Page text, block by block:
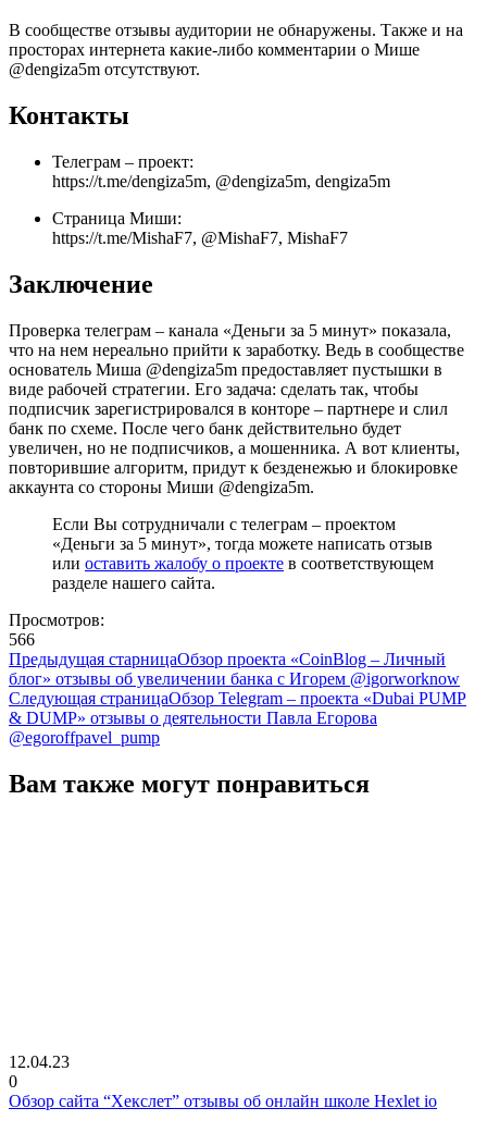
В сообществе отзывы аудитории не обнаружены. Также и на
просторах интернета какие-либо комментарии о Мише
@dengiza5m отсутствуют.
Контакты
Телеграм – проект:
https://t.me/dengiza5m, @dengiza5m, dengiza5m
Страница Миши:
https://t.me/MishaF7, @MishaF7, MishaF7
Заключение
Проверка телеграм – канала «Деньги за 5 минут» показала,
что на нем нереально прийти к заработку. Ведь в сообществе
основатель Миша @dengiza5m предоставляет пустышки в
виде рабочей стратегии. Его задача: сделать так, чтобы
подписчик зарегистрировался в конторе – партнере и слил
банк по схеме. После чего банк действительно будет
увеличен, но не подписчиков, а мошенника. А вот клиенты,
повторившие алгоритм, придут к безденежью и блокировке
аккаунта со стороны Миши @dengiza5m.
Если Вы сотрудничали с телеграм – проектом
«Деньги за 5 минут», тогда можете написать отзыв
или оставить жалобу о проекте в соответствующем
разделе нашего сайта.
Просмотров:
566
Предыдущая старницаОбзор проекта «CoinBlog – Личный
блог» отзывы об увеличении банка с Игорем @igorworknow
Следующая страницаОбзор Telegram – проекта «Dubai PUMP
& DUMP» отзывы о деятельности Павла Егорова
@egoroffpavel_pump
Вам также могут понравиться
12.04.23
0
Обзор сайта “Хекслет” отзывы об онлайн школе Hexlet io